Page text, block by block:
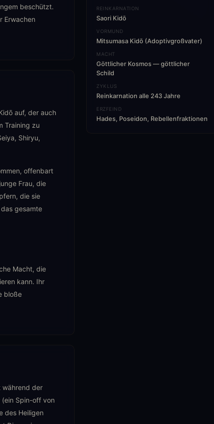
beschützt.
Erwachen
auf, der auch
Training zu
Shiryu,
offenbart
Frau, die
die sie
gesamte
Macht, die
kann. Ihr
bloße
während der
(ein Spin-off von
des Heiligen
REINKARNATION
Saori Kidō
VORMUND
Mitsumasa Kidō (Adoptivgroßvater)
MACHT
Göttlicher Kosmos — göttlicher
Schild
ZYKLUS
Reinkarnation alle 243 Jahre
ERZFEIND
Hades, Poseidon, Rebellenfraktionen